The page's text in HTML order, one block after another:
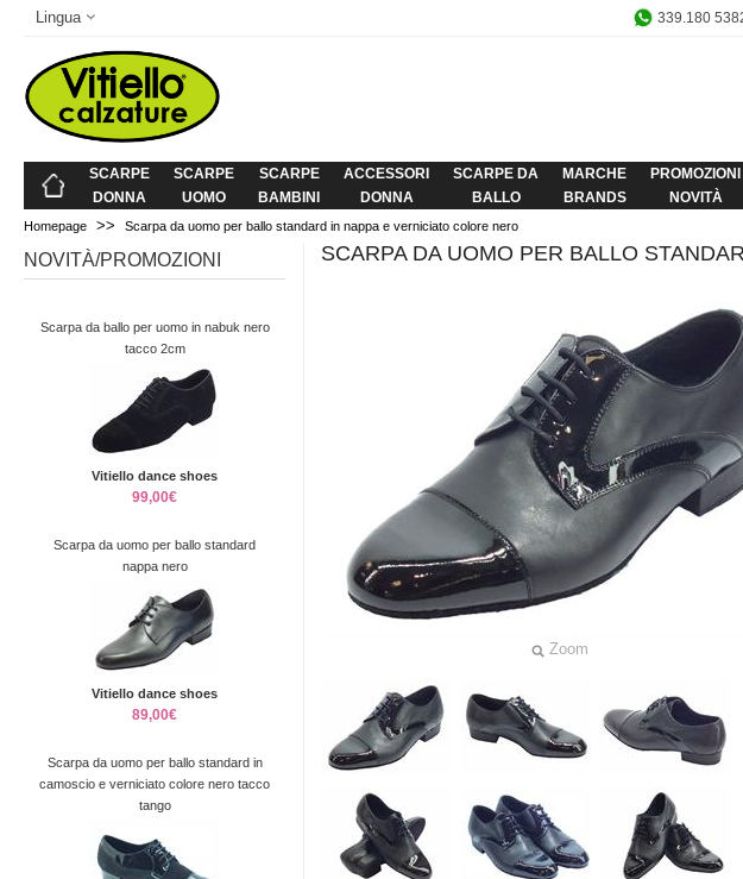
Lingua 339.180
SCARPE
DONNA
SCARPE
UOMO
SCARPE
BAMBINI
ACCESSORI
DONNA
SCARPE DA
BALLO
MARCHE
BRANDS
PROMOZIONI
NOVITÀ
Homepage >> Scarpa da uomo per ballo standard in nappa e verniciato colore nero
NOVITÀ/PROMOZIONI
Scarpa da ballo per uomo in nabuk nero
tacco 2cm
Vitiello dance shoes
99,00€
Scarpa da uomo per ballo standard
nappa nero
Vitiello dance shoes
89,00€
Scarpa da uomo per ballo standard in
camoscio e verniciato colore nero tacco
tango
SCARPA DA UOMO PER BALLO
Zoom